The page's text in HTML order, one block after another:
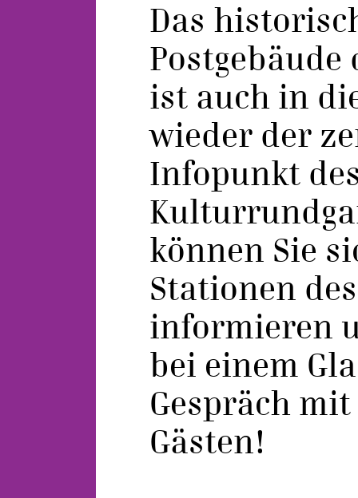
Das
Postgebäude
ist auch in
wieder der
Infopunkt
können Sie
Stationen
informieren
bei einem
Gespräch
Gästen!